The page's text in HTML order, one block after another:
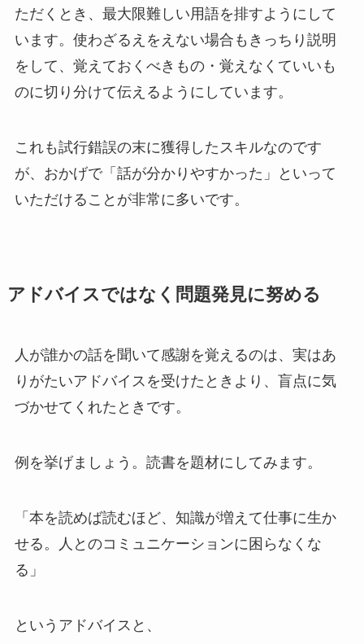
ただくとき、最大限難しい用語を排すようにして
います。使わざるえをえない場合もきっちり説明
をして、覚えておくべきもの・覚えなくていいも
のに切り分けて伝えるようにしています。
これも試行錯誤の末に獲得したスキルなのです
が、おかげで「話が分かりやすかった」といって
いただけることが非常に多いです。
アドバイスではなく問題発見に努める
人が誰かの話を聞いて感謝を覚えるのは、実はあ
りがたいアドバイスを受けたときより、盲点に気
づかせてくれたときです。
例を挙げましょう。読書を題材にしてみます。
「本を読めば読むほど、知識が増えて仕事に生か
せる。人とのコミュニケーションに困らなくな
る」
というアドバイスと、